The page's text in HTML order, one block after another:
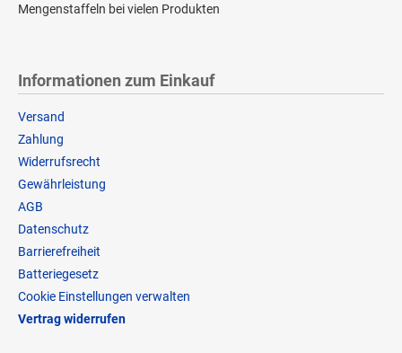
Mengenstaffeln bei vielen Produkten
Informationen zum Einkauf
Versand
Zahlung
Widerrufsrecht
Gewährleistung
AGB
Datenschutz
Barrierefreiheit
Batteriegesetz
Cookie Einstellungen verwalten
Vertrag widerrufen